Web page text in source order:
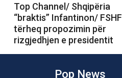
Top Channel/ Shqipëria
“braktis” Infantinon/ FSHF
tërheq propozimin për
rizgjedhjen e presidentit
Pop News